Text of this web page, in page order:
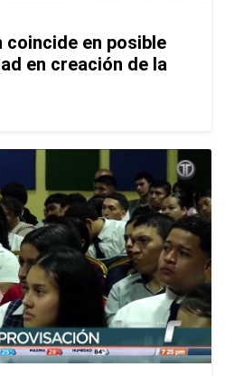
coincide en posible
en creación de la